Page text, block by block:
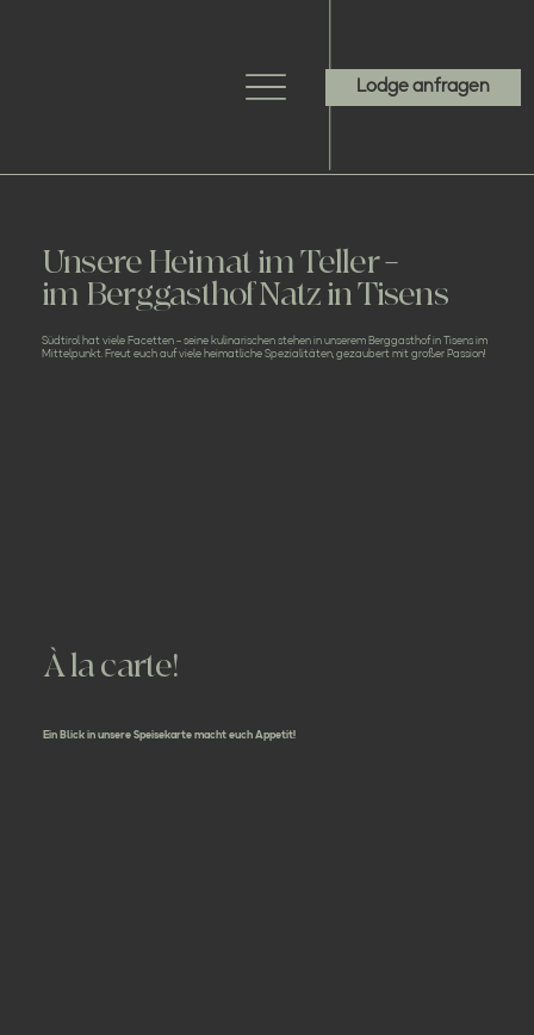
Lodge anfragen
Unsere Heimat im Teller –
im Berggasthof Natz in Tisens
Südtirol hat viele Facetten – seine kulinarischen stehen in unserem Berggasthof in Tisens im
Mittelpunkt. Freut euch auf viele heimatliche Spezialitäten, gezaubert mit großer Passion!
À la carte!
Ein Blick in unsere Speisekarte macht euch Appetit!